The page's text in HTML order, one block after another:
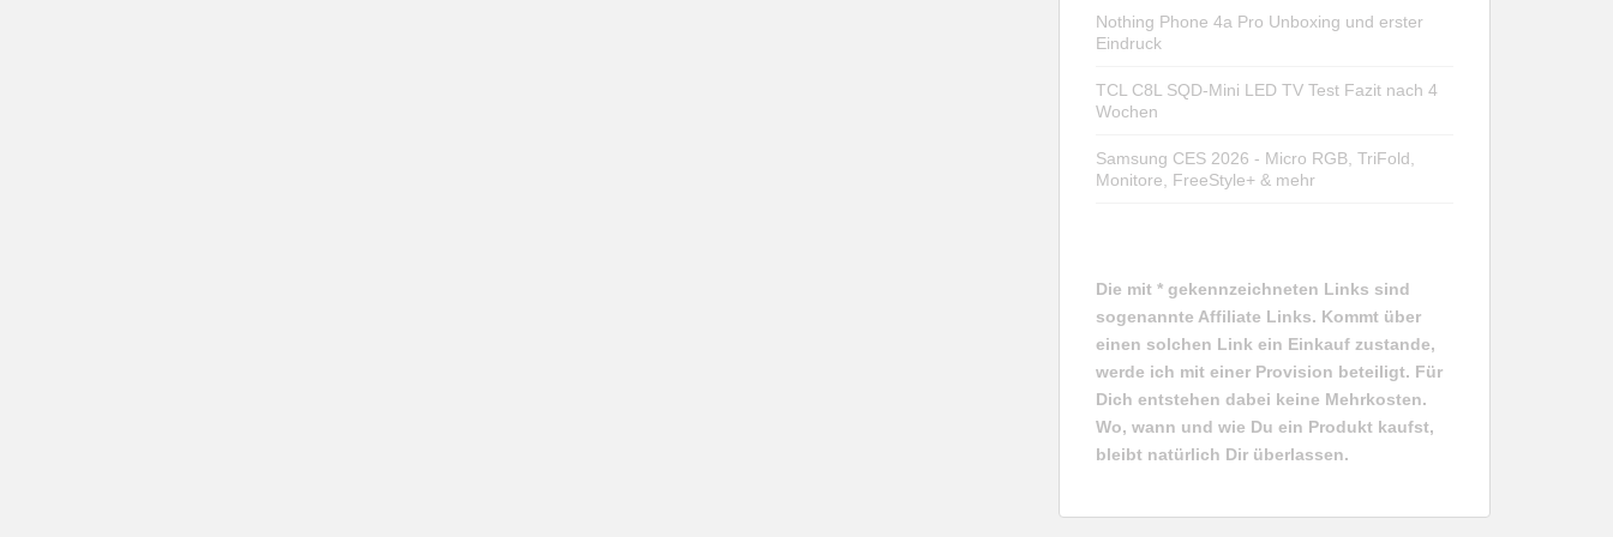
Nothing Phone 4a Pro Unboxing und erster
Eindruck
TCL C8L SQD-Mini LED TV Test Fazit nach 4
Wochen
Samsung CES 2026 - Micro RGB, TriFold,
Monitore, FreeStyle+ & mehr
Die mit * gekennzeichneten Links sind
sogenannte Affiliate Links. Kommt über
einen solchen Link ein Einkauf zustande,
werde ich mit einer Provision beteiligt. Für
Dich entstehen dabei keine Mehrkosten.
Wo, wann und wie Du ein Produkt kaufst,
bleibt natürlich Dir überlassen.